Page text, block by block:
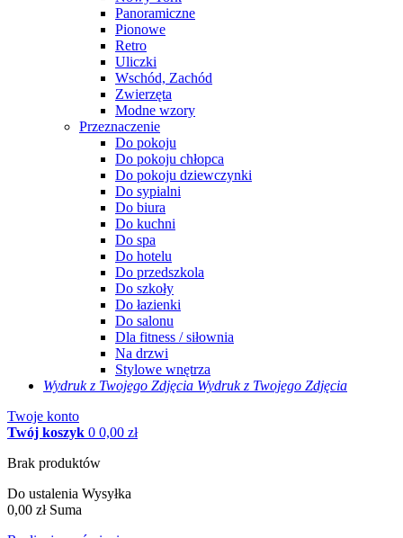
Panoramiczne
Pionowe
Retro
Uliczki
Wschód, Zachód
Zwierzęta
Modne wzory
Przeznaczenie
Do pokoju
Do pokoju chłopca
Do pokoju dziewczynki
Do sypialni
Do biura
Do kuchni
Do spa
Do hotelu
Do przedszkola
Do szkoły
Do łazienki
Do salonu
Dla fitness / siłownia
Na drzwi
Stylowe wnętrza
Wydruk z Twojego Zdjęcia Wydruk z Twojego Zdjęcia
Twoje konto
Twój koszyk 0 0,00 zł
Brak produktów
Do ustalenia Wysyłka
0,00 zł Suma